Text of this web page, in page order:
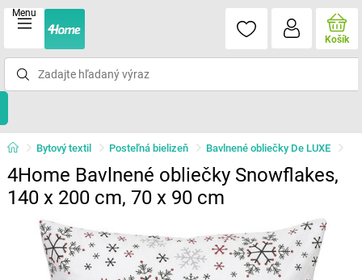
Menu
Košík
Bytový textil Posteľná bielizeň Bavlnené obliečky De LUXE
4Home Bavlnené obliečky Snowflakes,
140 x 200 cm, 70 x 90 cm